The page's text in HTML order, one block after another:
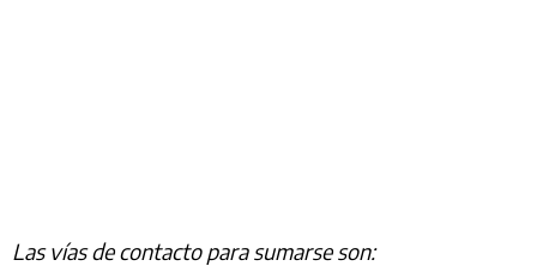
Las vías de contacto para sumarse son: